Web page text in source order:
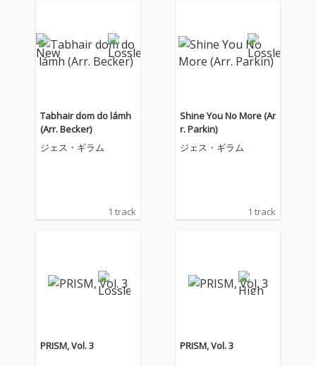
Tabhair dom do lámh
(Arr. Becker)
ジェス・ギラム
1 track
Shine You No More (Ar
r. Parkin)
ジェス・ギラム
1 track
PRISM, Vol. 3 PRISM, Vol. 3